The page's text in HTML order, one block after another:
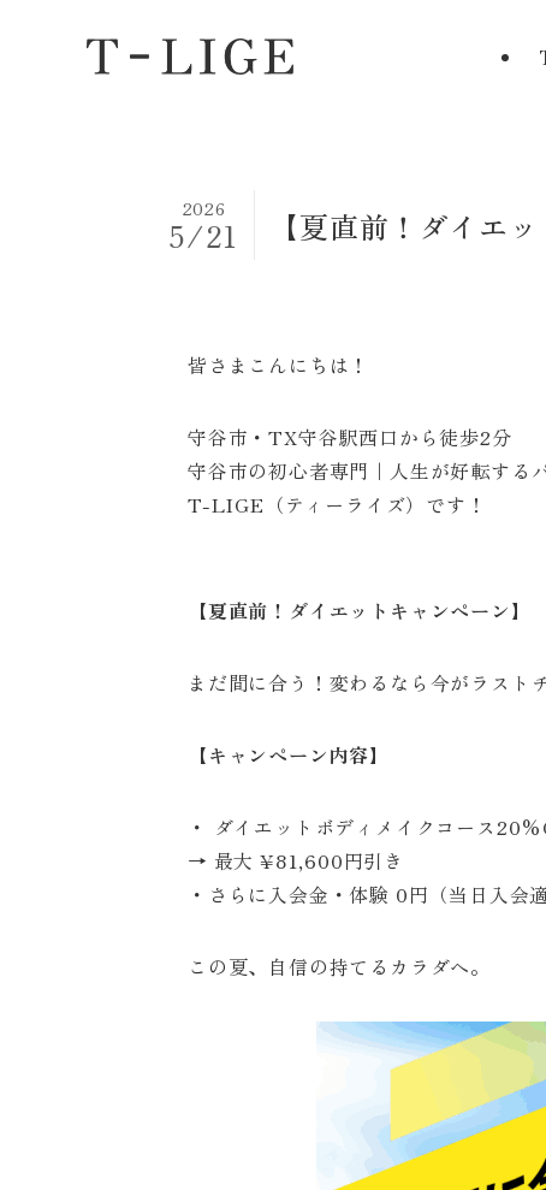
【夏直前！ダイエ
2026
5/21
皆さまこんにちは！
守谷市・TX守谷駅西口から徒歩2分
守谷市の初心者専門｜人生が好転する
T-LIGE（ティーライズ）です！
【夏直前！ダイエットキャンペーン】
まだ間に合う！変わるなら今がラスト
【キャンペーン内容】
・ ダイエットボディメイクコース
→ 最大 ¥81,600円引き
・さらに入会金・体験 0円（当日入会適
この夏、自信の持てるカラダへ。